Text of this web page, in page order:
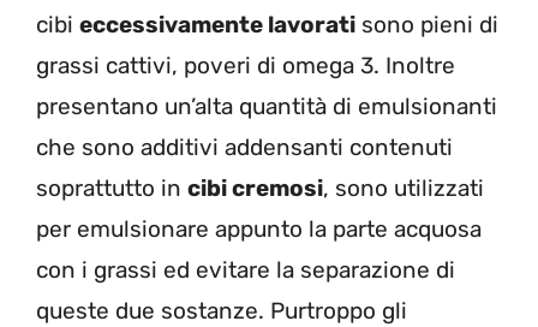
cibi eccessivamente lavorati sono pieni di
grassi cattivi, poveri di omega 3. Inoltre
presentano un’alta quantità di emulsionanti
che sono additivi addensanti contenuti
soprattutto in cibi cremosi, sono utilizzati
per emulsionare appunto la parte acquosa
con i grassi ed evitare la separazione di
queste due sostanze. Purtroppo gli